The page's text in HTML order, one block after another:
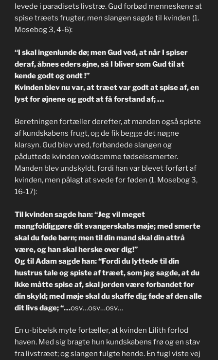
levede i paradisets livstræ. Gud forbød menneskene at
spise træets frugter, men slangen sagde til kvinden (1.
Mosebog 3, 4-6):
“I skal ingenlunde dø; men Gud ved, at når I spiser
deraf, åbnes eders øjne, så I bliver som Gud til at
kende godt og ondt !”
Kvinden blev nu var, at træet var godt at spise af, en
lyst for øjnene og godt at få forstand af; …
Beretningen fortæller derefter, at manden også spiste
af kundskabens frugt, og de fik begge det nøgne
klarsyn. Gud blev vred, forbandede slangen og
påduttede kvinden voldsomme fødselssmerter.
Manden blev undskyldt, fordi han var blevet forført af
kvinden, men pålagt at svede for føden (1. Mosebog 3,
16-17):
Til kvinden sagde han: “Jeg vil meget
mangfoldiggøre dit svangerskabs møje; med smerte
skal du føde børn; men til din mand skal din attrå
være, og han skal herske over dig!”
Og til Adam sagde han: “Fordi du lyttede til din
hustrus tale og spiste af træet, som jeg sagde, at du
ikke måtte spise af, skal jorden være forbandet for
din skyld; med møje skal du skaffe dig føde af den alle
dit livs dage; “…osv…osv…osv…
En u-bibelsk myte fortæller, at kvinden Lilith forlod
haven. Med sig bragte hun kundskabens frø og en stav
fra livstræet; og slangen fulgte hende. En fugl viste vej